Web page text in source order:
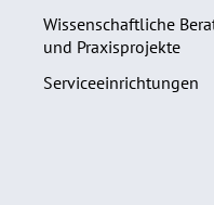
Wissenschaftliche
und Praxisprojekte
Serviceeinrichtungen